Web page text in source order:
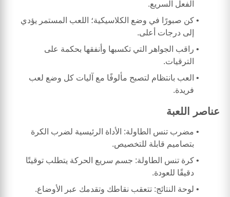
الفعل السريع.
كن صبورًا في وضع الكلاسيكية؛ اللعب المستمر يؤدي
إلى درجات أعلى.
راقب الجواهر التي تكسبها وأنفقها بحكمة على
الترقيات.
العب بانتظام لتصبح مألوفًا مع آليات كل وضع لعب
فريدة.
عناصر اللعبة
مضرب تنس الطاولة: الأداة الرئيسية لضرب الكرة
بتصاميم قابلة للتخصيص.
كرة تنس الطاولة: جسم سريع الحركة يتطلب توقيتًا
دقيقًا للعودة.
لوحة النتائج: تتعقب نقاطك وتقدمك عبر الأوضاع.